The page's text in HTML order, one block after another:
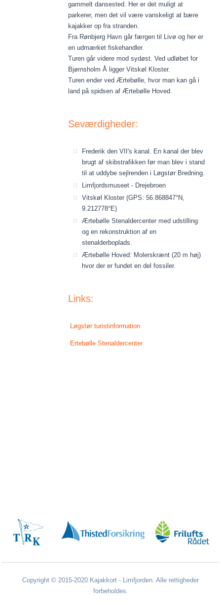
gammelt dansested. Her er det muligt at
parkerer, men det vil være vanskeligt at bære
kajakker op fra stranden.
Fra Rønbjerg Havn går færgen til Livø og her er
en udmærket fiskehandler.
Turen går videre mod sydøst. Ved udløbet for
Bjørnsholm Å ligger Vitskøl Kloster.
Turen ender ved Ærtebølle, hvor man kan gå i
land på spidsen af Ærtebølle Hoved.
Seværdigheder:
Frederik den VII's kanal. En kanal der blev
brugt af skibstrafikken før man blev i stand
til at uddybe sejlrenden i Løgstør Bredning.
Limfjordsmuseet - Drejebroen
Vitskøl Kloster (GPS: 56.868847°N,
9.212778°E)
Ærtebølle Stenaldercenter med udstilling
og en rekonstruktion af en
stenalderboplads.
Ærtebølle Hoved: Molerskrænt (20 m høj)
hvor der er fundet en del fossiler.
Links:
Løgstør turistinformation
Ertebølle Stenaldercenter
Copyright © 2015-2020 Kajakkort - Limfjorden. Alle rettigheder
forbeholdes.